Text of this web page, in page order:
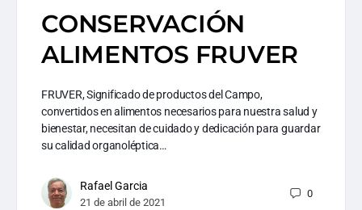
CONSERVACIÓN
ALIMENTOS FRUVER
FRUVER, Significado de productos del Campo,
convertidos en alimentos necesarios para nuestra salud y
bienestar, necesitan de cuidado y dedicación para guardar
su calidad organoléptica…
Rafael Garcia
21 de abril de 2021
0